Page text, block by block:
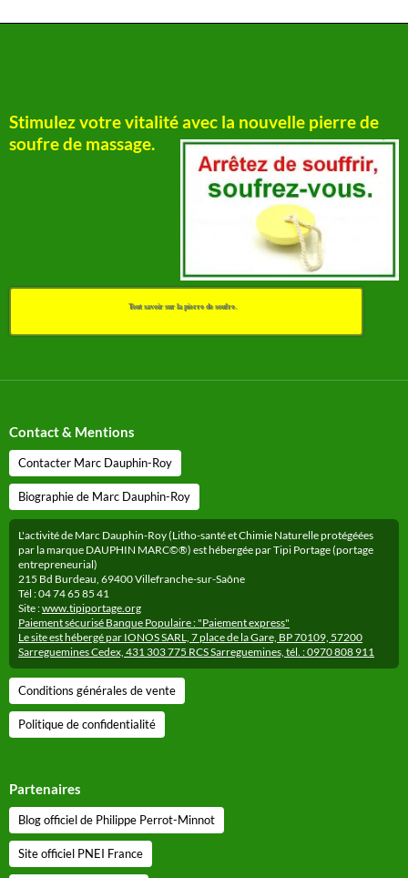
Stimulez votre vitalité avec la nouvelle pierre de
soufre de massage.
Tout savoir sur la pierre de soufre.
Contact & Mentions
Contacter Marc Dauphin-Roy
Biographie de Marc Dauphin-Roy
L'activité de Marc Dauphin-Roy (Litho-santé et Chimie Naturelle protégéées
par la marque DAUPHIN MARC©®) est hébergée par Tipi Portage (portage
entrepreneurial)
215 Bd Burdeau, 69400 Villefranche-sur-Saône
Tél : 04 74 65 85 41
Site :www.tipiportage.org
Paiement sécurisé Banque Populaire : "Paiement express"
Le site est hébergé par IONOS SARL, 7 place de la Gare, BP 70109, 57200
Sarreguemines Cedex, 431 303 775 RCS Sarreguemines, tél. : 0970 808 911
Conditions générales de vente
Politique de confidentialité
Partenaires
Blog officiel de Philippe Perrot-Minnot
Site officiel PNEI France